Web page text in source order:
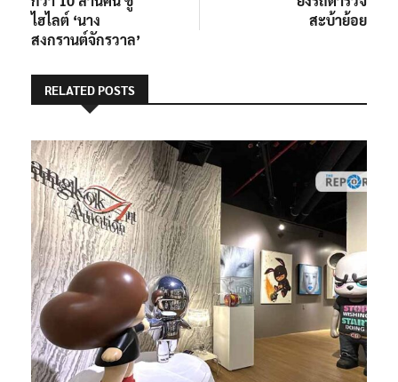
ไฮไลต์ ‘นาง
สงกรานต์จักรวาล’
สะบ้าย้อย
RELATED POSTS